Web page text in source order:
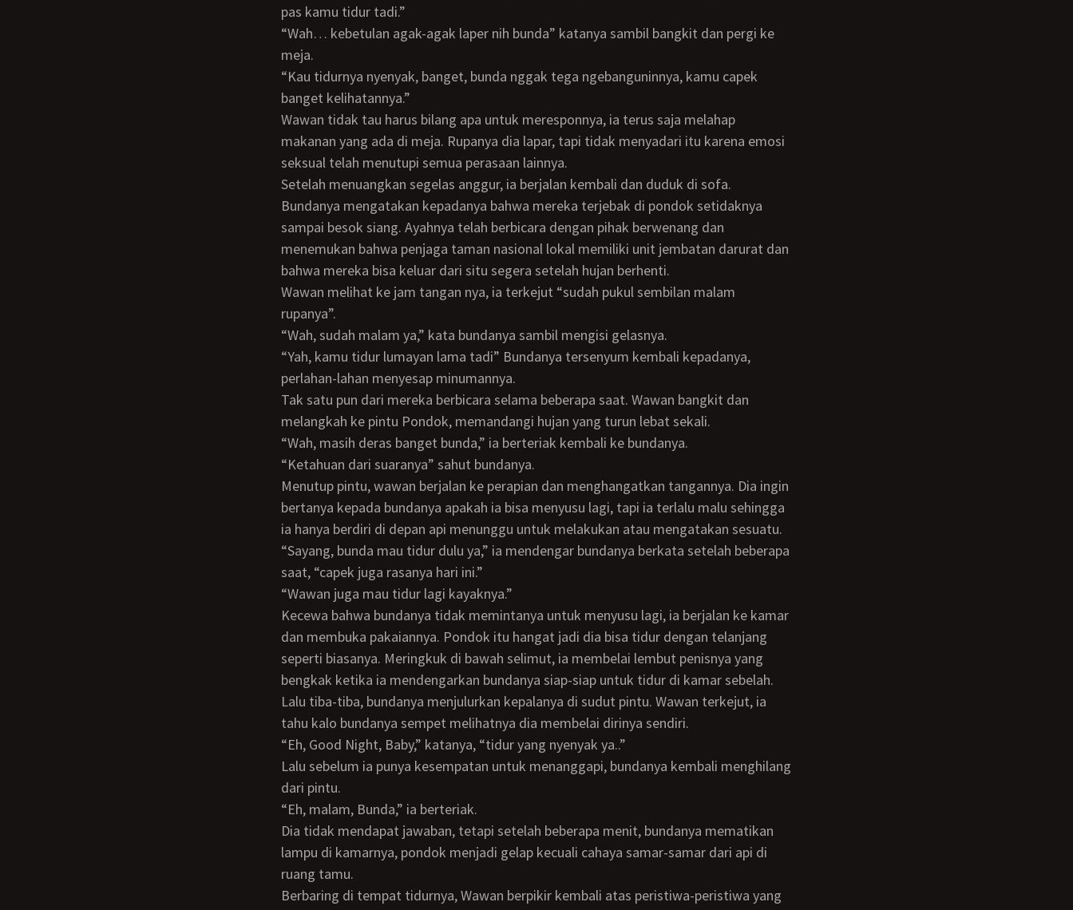
pas kamu tidur tadi.”
“Wah… kebetulan agak-agak laper nih bunda” katanya sambil bangkit dan pergi ke
meja.
“Kau tidurnya nyenyak, banget, bunda nggak tega ngebanguninnya, kamu capek
banget kelihatannya.”
Wawan tidak tau harus bilang apa untuk meresponnya, ia terus saja melahap
makanan yang ada di meja. Rupanya dia lapar, tapi tidak menyadari itu karena emosi
seksual telah menutupi semua perasaan lainnya.
Setelah menuangkan segelas anggur, ia berjalan kembali dan duduk di sofa.
Bundanya mengatakan kepadanya bahwa mereka terjebak di pondok setidaknya
sampai besok siang. Ayahnya telah berbicara dengan pihak berwenang dan
menemukan bahwa penjaga taman nasional lokal memiliki unit jembatan darurat dan
bahwa mereka bisa keluar dari situ segera setelah hujan berhenti.
Wawan melihat ke jam tangan nya, ia terkejut “sudah pukul sembilan malam
rupanya”.
“Wah, sudah malam ya,” kata bundanya sambil mengisi gelasnya.
“Yah, kamu tidur lumayan lama tadi” Bundanya tersenyum kembali kepadanya,
perlahan-lahan menyesap minumannya.
Tak satu pun dari mereka berbicara selama beberapa saat. Wawan bangkit dan
melangkah ke pintu Pondok, memandangi hujan yang turun lebat sekali.
“Wah, masih deras banget bunda,” ia berteriak kembali ke bundanya.
“ketahuan dari suaranya” sahut bundanya.
Menutup pintu, wawan berjalan ke perapian dan menghangatkan tangannya. Dia ingin
bertanya kepada bundanya apakah ia bisa menyusu lagi, tapi ia terlalu malu sehingga
ia hanya berdiri di depan api menunggu untuk melakukan atau mengatakan sesuatu.
“Sayang, bunda mau tidur dulu ya,” ia mendengar bundanya berkata setelah beberapa
saat, “capek juga rasanya hari ini.”
“wawan juga mau tidur lagi kayaknya.”
Kecewa bahwa bundanya tidak memintanya untuk menyusu lagi, ia berjalan ke kamar
dan membuka pakaiannya. Pondok itu hangat jadi dia bisa tidur dengan telanjang
seperti biasanya. Meringkuk di bawah selimut, ia membelai lembut penisnya yang
bengkak ketika ia mendengarkan bundanya siap-siap untuk tidur di kamar sebelah.
Lalu tiba-tiba, bundanya menjulurkan kepalanya di sudut pintu. Wawan terkejut, ia
tahu kalo bundanya sempet melihatnya dia membelai dirinya sendiri.
“Eh, Good Night, Baby,” katanya, “tidur yang nyenyak ya..”
Lalu sebelum ia punya kesempatan untuk menanggapi, bundanya kembali menghilang
dari pintu.
“Eh, malam, Bunda,” ia berteriak.
Dia tidak mendapat jawaban, tetapi setelah beberapa menit, bundanya mematikan
lampu di kamarnya, pondok menjadi gelap kecuali cahaya samar-samar dari api di
ruang tamu.
Berbaring di tempat tidurnya, Wawan berpikir kembali atas peristiwa-peristiwa yang